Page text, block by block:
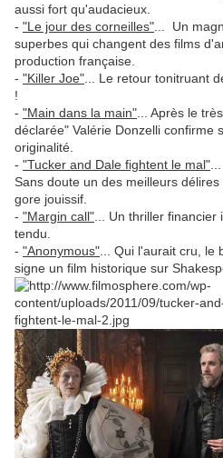
aussi fort qu'audacieux.
- "Le jour des corneilles" ... Un
superbes qui changent des films
production française.
- "Killer Joe" ... Le retour tonitruant
!
- "Main dans la main" ... Après le
déclarée" Valérie Donzelli confirme
originalité.
- "Tucker and Dale fightent le mal"
Sans doute un des meilleurs
gore jouissif.
- "Margin call" ... Un thriller
tendu.
- "Anonymous" ... Qui l'aurait cru,
signe un film historique sur